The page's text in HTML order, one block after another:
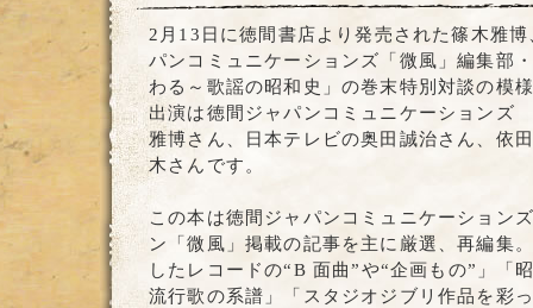
2月13日に徳間書店より発売された篠木雅
パンコミュニケーションズ「微風」編集部
わる～歌謡の昭和史」の巻末特別対談の模
出演は徳間ジャパンコミュニケーションズ
雅博さん、日本テレビの奥田誠治さん、依
木さんです。
この本は徳間ジャパンコミュニケーション
ン「微風」掲載の記事を主に厳選、再編集
したレコードの“B 面曲”や“企画もの”」「
流行歌の系譜」「スタジオジブリ作品を彩